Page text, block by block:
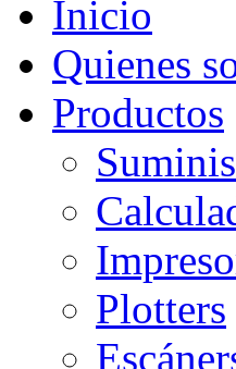
Inicio
Quienes
Productos
Plotters